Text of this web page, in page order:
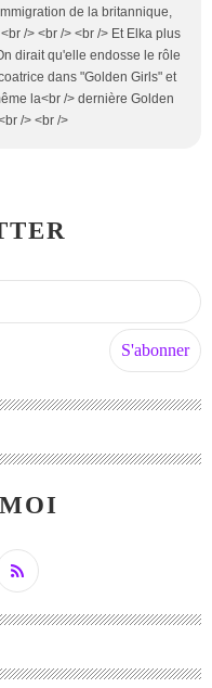
de la britannique,
/> <br /> <br /> Et Elka plus
dirait qu'elle endosse le rôle
dans "Golden Girls" et
la<br /> dernière Golden
/> <br />